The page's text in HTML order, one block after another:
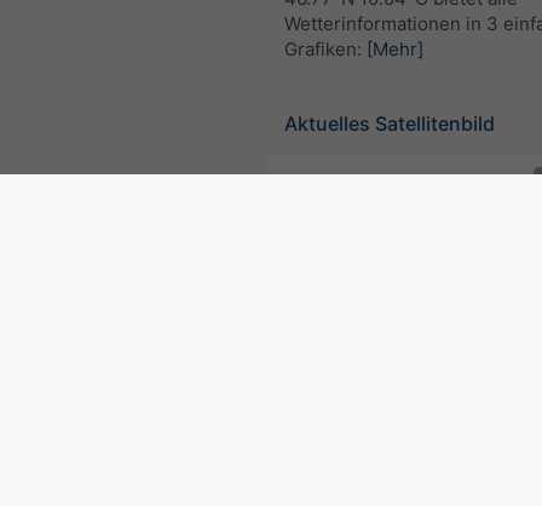
Wetterinformationen in 3
Grafiken: [Mehr]
Aktuelles Satellitenbild